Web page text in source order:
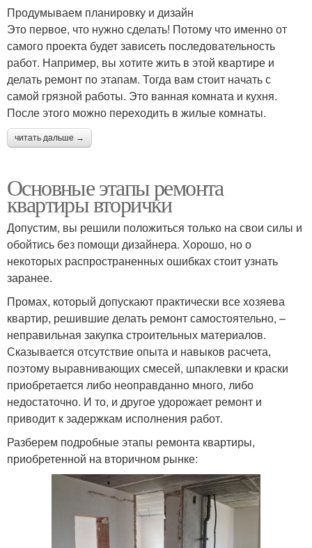
Продумываем планировку и дизайн
Это первое, что нужно сделать! Потому что именно от
самого проекта будет зависеть последовательность
работ. Например, вы хотите жить в этой квартире и
делать ремонт по этапам. Тогда вам стоит начать с
самой грязной работы. Это ванная комната и кухня.
После этого можно переходить в жилые комнаты.
читать дальше →
Основные этапы ремонта
квартиры вторички
Допустим, вы решили положиться только на свои силы и
обойтись без помощи дизайнера. Хорошо, но о
некоторых распространенных ошибках стоит узнать
заранее.
Промах, который допускают практически все хозяева
квартир, решившие делать ремонт самостоятельно, –
неправильная закупка строительных материалов.
Сказывается отсутствие опыта и навыков расчета,
поэтому выравнивающих смесей, шпаклевки и краски
приобретается либо неоправданно много, либо
недостаточно. И то, и другое удорожает ремонт и
приводит к задержкам исполнения работ.
Разберем подробные этапы ремонта квартиры,
приобретенной на вторичном рынке: